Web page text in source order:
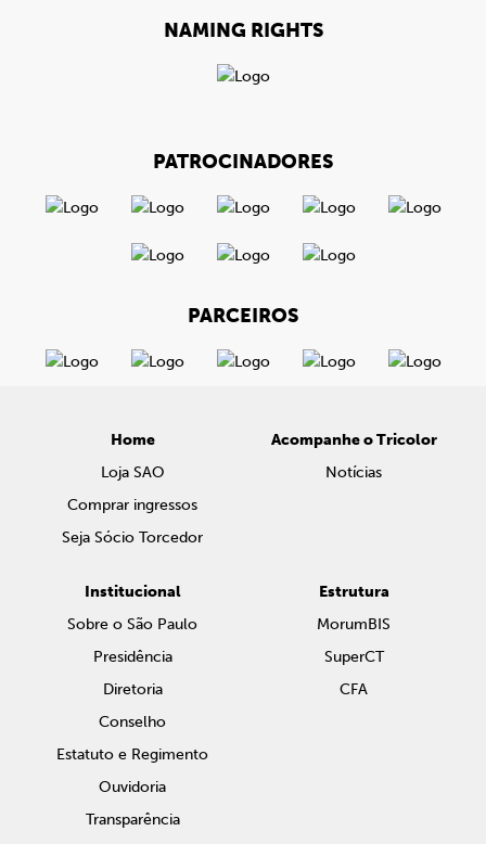
NAMING RIGHTS
PATROCINADORES
PARCEIROS
Home
Loja SAO
Comprar ingressos
Seja Sócio Torcedor
Acompanhe o Tricolor
Notícias
Institucional
Sobre o São Paulo
Presidência
Diretoria
Conselho
Estatuto e Regimento
Ouvidoria
Transparência
Estrutura
MorumBIS
SuperCT
CFA